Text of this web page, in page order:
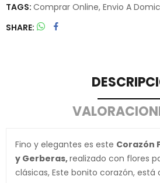
TAGS: Comprar Online, Envio A
SHARE
Fino y elegantes es este Corazón
y Gerberas,realizado con flores
clásicas, Este bonito corazón, está